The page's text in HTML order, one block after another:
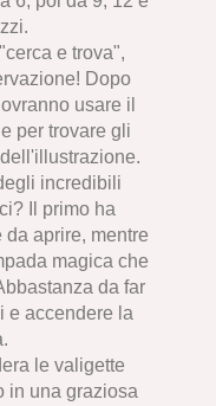
e trova",
Dopo
usare il
per trovare gli
incredibili
Il primo ha
da aprire, mentre
magica che
da far
e accendere la
le valigette
in una graziosa